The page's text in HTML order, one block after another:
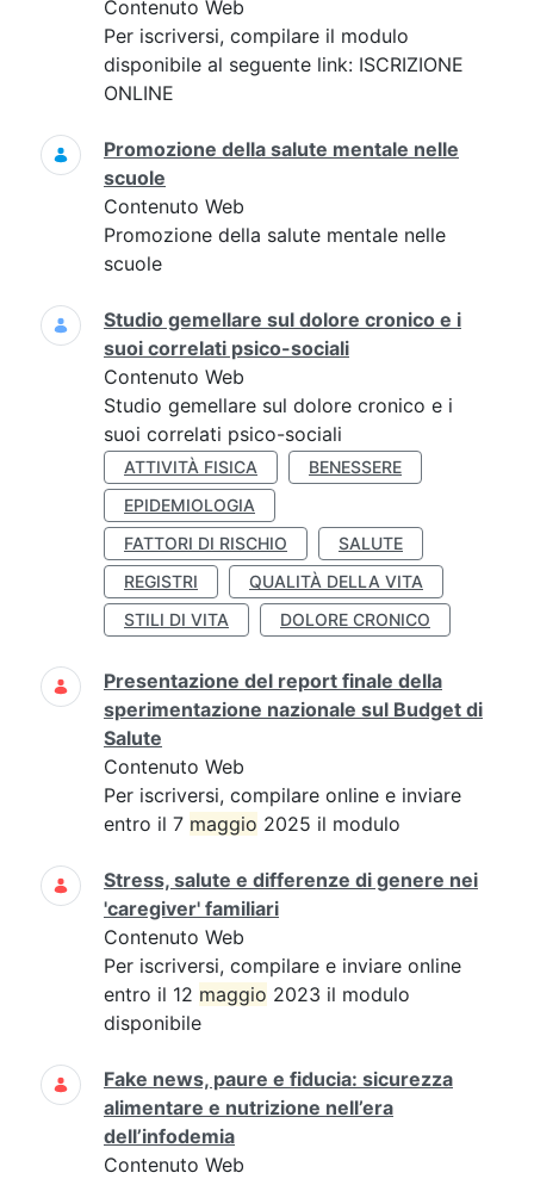
Contenuto Web
Per iscriversi, compilare il modulo
disponibile al seguente link: ISCRIZIONE
ONLINE
Promozione della salute mentale nelle
scuole
Contenuto Web
Promozione della salute mentale nelle
scuole
Studio gemellare sul dolore cronico e i
suoi correlati psico-sociali
Contenuto Web
Studio gemellare sul dolore cronico e i
suoi correlati psico-sociali
ATTIVITÀ FISICA
BENESSERE
EPIDEMIOLOGIA
FATTORI DI RISCHIO
SALUTE
REGISTRI
QUALITÀ DELLA VITA
STILI DI VITA
DOLORE CRONICO
Presentazione del report finale della
sperimentazione nazionale sul Budget di
Salute
Contenuto Web
Per iscriversi, compilare online e inviare
entro il 7 maggio 2025 il modulo
Stress, salute e differenze di genere nei
'caregiver' familiari
Contenuto Web
Per iscriversi, compilare e inviare online
entro il 12 maggio 2023 il modulo
disponibile
Fake news, paure e fiducia: sicurezza
alimentare e nutrizione nell’era
dell’infodemia
Contenuto Web